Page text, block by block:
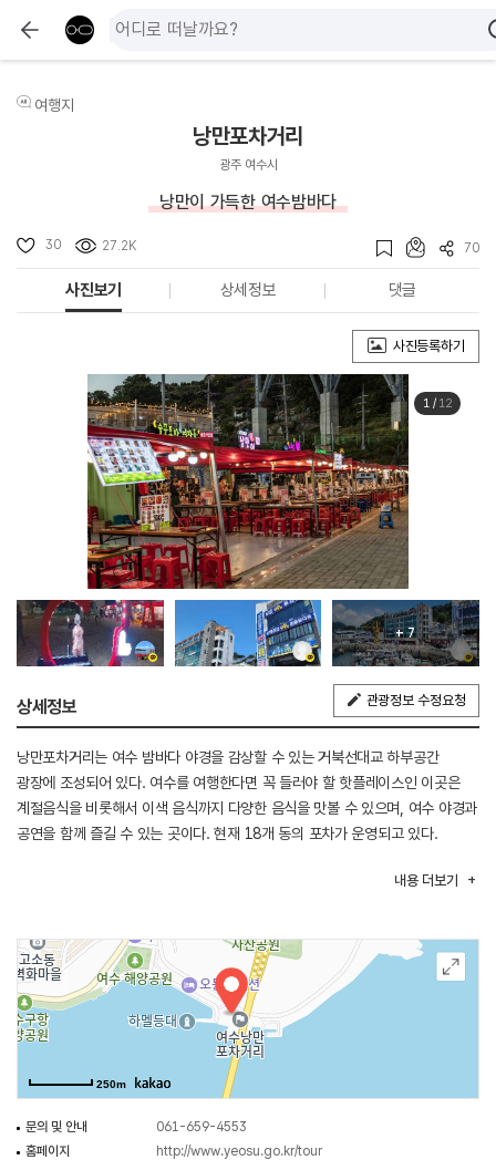
여행지
낭만포차거리
광주 여수시
낭만이 가득한 여수밤바다
30 27.2K 70
사진보기 상세정보 댓글
사진등록하기
1/ 12
+ 7
상세정보 관광정보 수정요청
낭만포차거리는 여수 밤바다 야경을 감상할 수 있는 거북선대교 하부공간
광장에 조성되어 있다. 여수를 여행한다면 꼭 들러야 할 핫플레이스인 이곳은
계절음식을 비롯해서 이색 음식까지 다양한 음식을 맛볼 수 있으며, 여수 야경과
공연을 함께 즐길 수 있는 곳이다. 현재 18개 동의 포차가 운영되고 있다.
신선한 해산물 요리를 맛볼 수 있는 곳이다. 평소에도 버스킹 등 다양한 공연이
열려 여수 밤바다에 열기를 더한다.
내용 더보기
250m
문의 및 안내
061-659-4553
홈페이지
http://www.yeosu.go.kr/tour